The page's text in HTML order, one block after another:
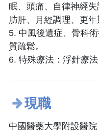
眠、頭痛、自律神經
肪肝、月經調理、更年
5. 中風後遺症、骨科
質疏鬆。
6. 特殊療法：浮針療
現職
中國醫藥大學附設醫